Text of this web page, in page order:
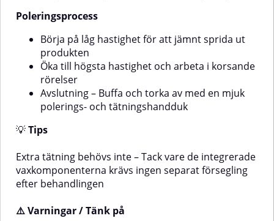
Poleringsprocess
Börja på låg hastighet för att jämnt sprida ut
produkten
Öka till högsta hastighet och arbeta i korsande
rörelser
Avslutning – Buffa och torka av med en mjuk
polerings- och tätningshandduk
💡Tips
Extra tätning behövs inte – Tack vare de integrerade
vaxkomponenterna krävs ingen separat försegling
efter behandlingen
⚠️ Varningar / Tänk på